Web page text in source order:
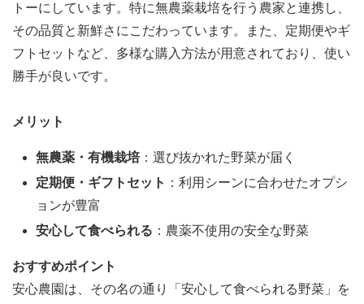
トーにしています。特に無農薬栽培を行う農家と連携し、
その品質と新鮮さにこだわっています。また、定期便やギ
フトセットなど、多様な購入方法が用意されており、使い
勝手が良いです。
メリット
無農薬・有機栽培：選び抜かれた野菜が届く
定期便・ギフトセット ：利用シーンに合わせたオプシ
ョンが豊富
安心して食べられる ：農薬不使用の安全な野菜
おすすめポイント
安心農園は、その名の通り「安心して食べられる野菜」を